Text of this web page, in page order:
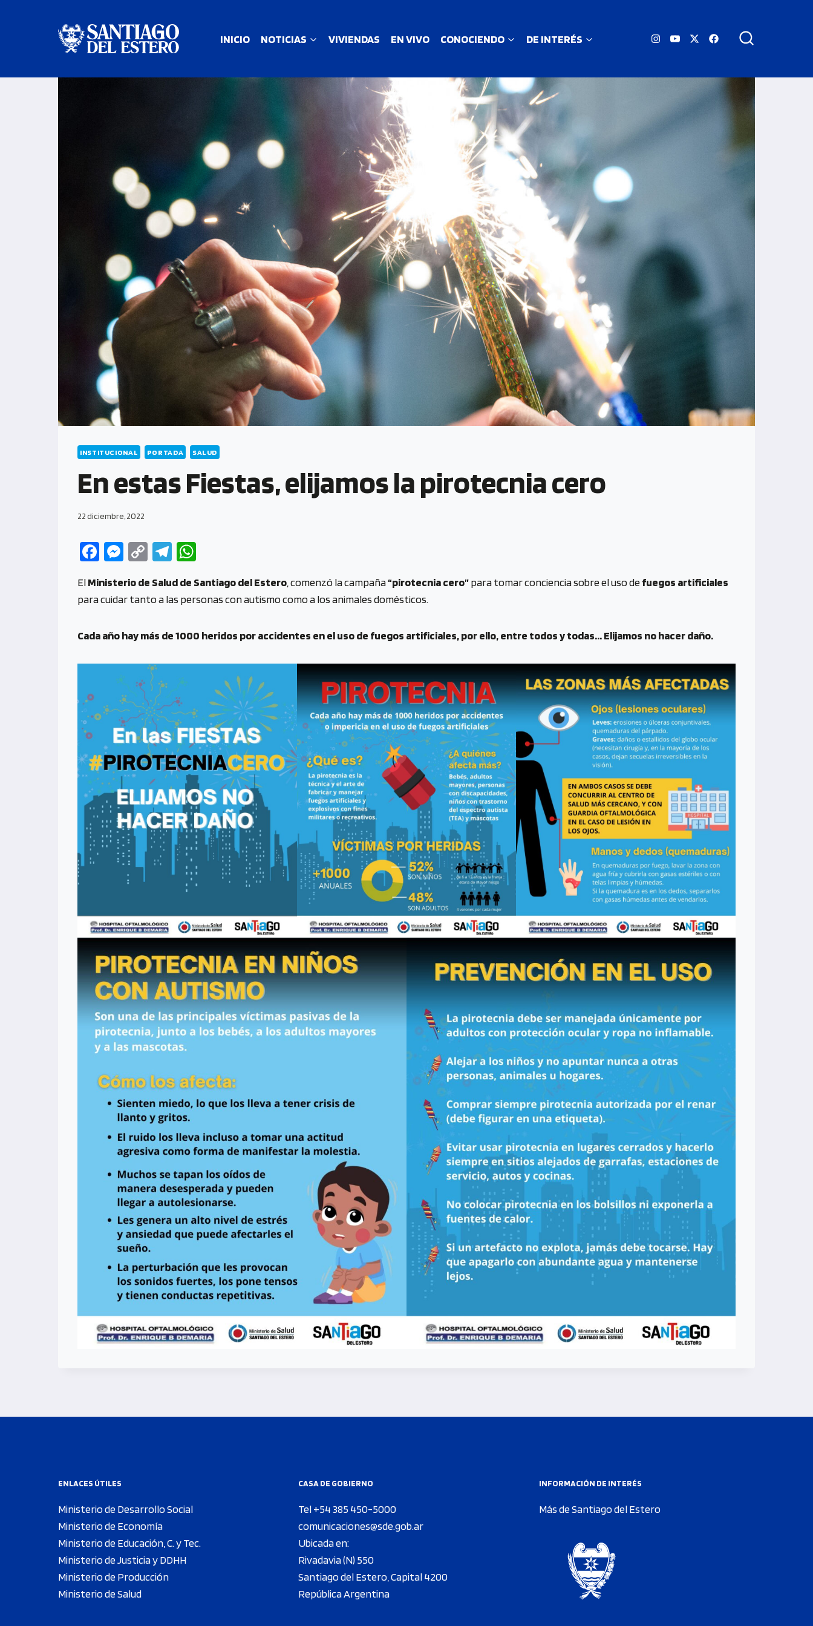
INICIO NOTICIAS VIVIENDAS EN VIVO CONOCIENDO DE INTERÉS
INSTITUCIONAL PORTADA SALUD
En estas Fiestas, elijamos la pirotecnia cero
22 diciembre, 2022
Fa
b
o
o
M
se
n
g
er
C
py
Li
n
Te
gr
a
m
at
s
A
p
ElMinisterio de Salud de Santiago del Estero , comenzó la campaña“pirotecnia cero”para tomar conciencia sobre el uso defuegos artificiales
para cuidar tanto a las personas con autismo como a los animales domésticos.
Cada año hay más de 1000 heridos por accidentes en el uso de fuegos artificiales, por ello, entre todos y todas… Elijamos no hacer daño.
ENLACES ÚTILES
Ministerio de Desarrollo Social
Ministerio de Economía
Ministerio de Educación, C. y Tec.
Ministerio de Justicia y DDHH
Ministerio de Producción
Ministerio de Salud
CASA DE GOBIERNO
Tel +54 385 450-5000
comunicaciones@sde.gob.ar
Ubicada en:
Rivadavia (N) 550
Santiago del Estero, Capital 4200
República Argentina
INFORMACIÓN DE INTERÉS
Más de Santiago del Estero